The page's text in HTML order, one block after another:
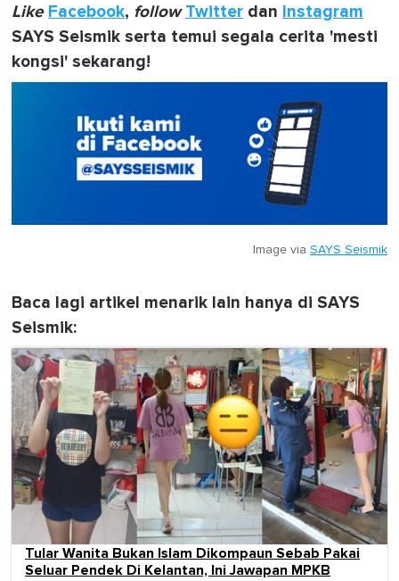
Like Facebook, follow Twitter dan Instagram
SAYS Seismik serta temui segala cerita 'mesti
kongsi' sekarang!
Image via SAYS Seismik
Baca lagi artikel menarik lain hanya di SAYS
Seismik:
Tular Wanita Bukan Islam Dikompaun Sebab Pakai
Seluar Pendek Di Kelantan, Ini Jawapan MPKB